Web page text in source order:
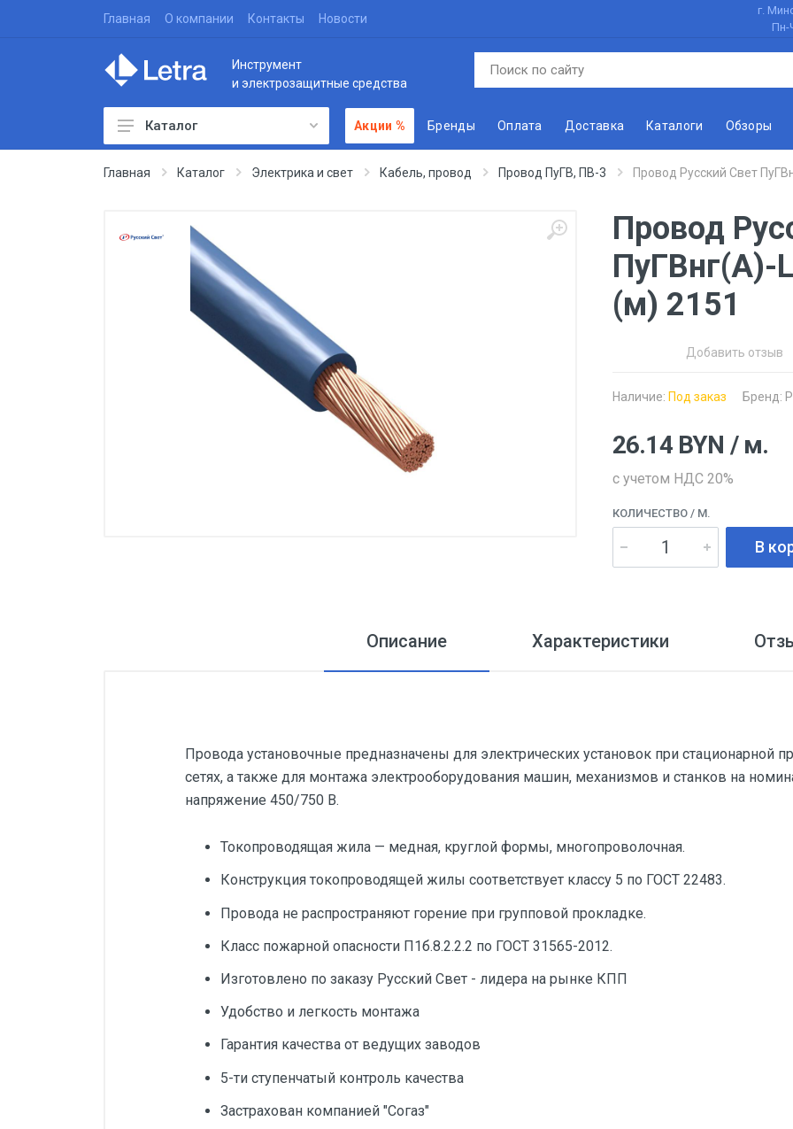
Главная О компании Контакты Новости
г.
Пн-
Инструмент
и электрозащитные средства
Каталог Акции % Бренды Оплата Доставка Каталоги Обзоры
Главная Каталог Электрика и свет Кабель, провод Провод ПуГВ, ПВ-3 Провод Русский Свет
Провод
ПуГВнг(А)-
(м) 2151
Добавить отзыв
Наличие: Под заказ Бренд:
26.14 BYN / м.
с учетом НДС 20%
КОЛИЧЕСТВО / М.
В
Описание Характеристики
Провода установочные предназначены для электрических установок при стационарной
сетях, а также для монтажа электрооборудования машин, механизмов и станков на
напряжение 450/750 В.
Токопроводящая жила — медная, круглой формы, многопроволочная.
Конструкция токопроводящей жилы соответствует классу 5 по ГОСТ 22483.
Провода не распространяют горение при групповой прокладке.
Класс пожарной опасности П1б.8.2.2.2 по ГОСТ 31565-2012.
Изготовлено по заказу Русский Свет - лидера на рынке КПП
Удобство и легкость монтажа
Гарантия качества от ведущих заводов
5-ти ступенчатый контроль качества
Застрахован компанией "Согаз"